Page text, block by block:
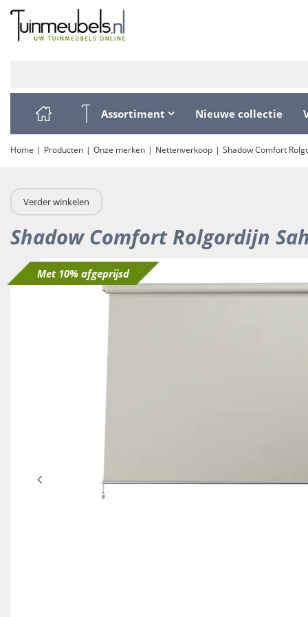
Ga
naar
content
Home Producten Onze merken Nettenverkoop Shadow Comfort
Assortiment Nieuwe collectie
Verder winkelen
Shadow Comfort Rolgordijn
Met 10% afgeprijsd